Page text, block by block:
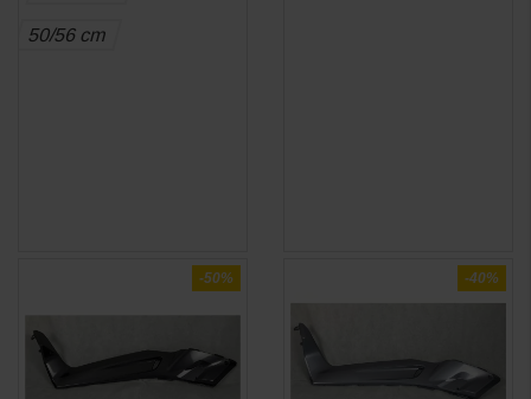
50/56 cm
-50% -40%